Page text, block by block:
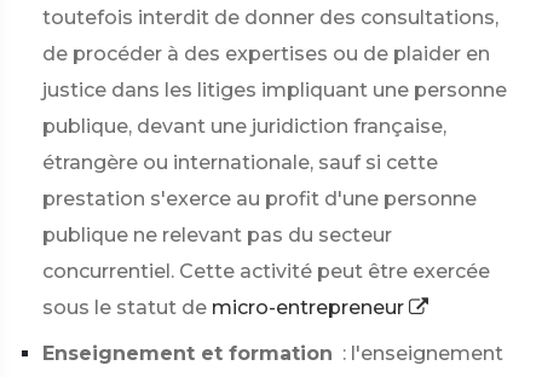
toutefois interdit de donner des consultations,
de procéder à des expertises ou de plaider en
justice dans les litiges impliquant une personne
publique, devant une juridiction française,
étrangère ou internationale, sauf si cette
prestation s'exerce au profit d'une personne
publique ne relevant pas du secteur
concurrentiel. Cette activité peut être exercée
sous le statut de micro-entrepreneur
Enseignement et formation : l'enseignement